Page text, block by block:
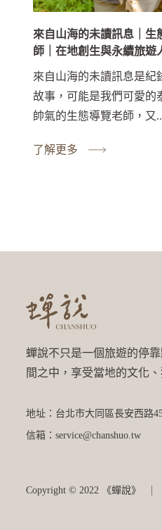
來自山海的未讀訊息｜生
師｜在地創生與永續旅遊
來自山海的未讀訊息是紀
故事，可能是我們可愛的
帥氣的生態導覽老師，又
了解更多
蟬說不只是一個旅遊的停
間之中，享受當地的文化、
地址：台北市大同區長安西路
信箱：service@chanshuo.tw
Copyright © 2022 《蟬說》